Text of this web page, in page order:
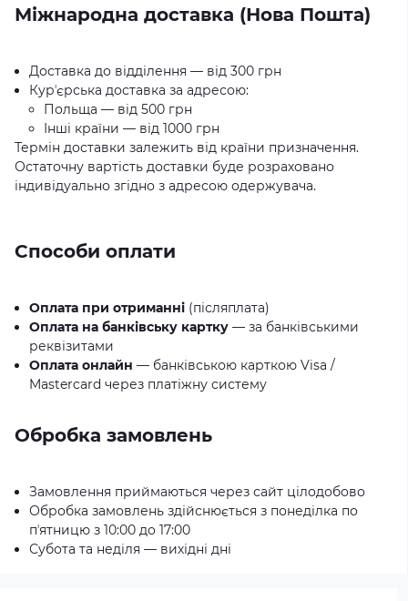
Міжнародна доставка (Нова Пошта)
Доставка до відділення — від 300 грн
Курʼєрська доставка за адресою:
Польща — від 500 грн
Інші країни — від 1000 грн
Термін доставки залежить від країни призначення.
Остаточну вартість доставки буде розраховано
індивідуально згідно з адресою одержувача.
Способи оплати
Оплата при отриманні (післяплата)
Оплата на банківську картку — за банківськими
реквізитами
Оплата онлайн — банківською карткою Visa /
Mastercard через платіжну систему
Обробка замовлень
Замовлення приймаються через сайт цілодобово
Обробка замовлень здійснюється з понеділка по
пʼятницю з 10:00 до 17:00
Субота та неділя — вихідні дні